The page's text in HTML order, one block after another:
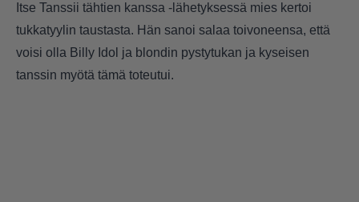
Itse Tanssii tähtien kanssa -lähetyksessä mies kertoi
tukkatyylin taustasta. Hän sanoi salaa toivoneensa, että
voisi olla Billy Idol ja blondin pystytukan ja kyseisen
tanssin myötä tämä toteutui.